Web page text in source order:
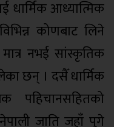
आध्यात्मिक
कोणबाट लिने
नभई सांस्कृतिक
छन् । दसैँ धार्मिक
पहिचानसहितको
जाति जहाँ पुगे